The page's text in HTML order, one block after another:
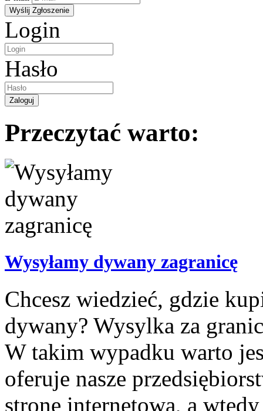
Login
Hasło
Przeczytać warto:
Wysyłamy dywany zagranicę
Chcesz wiedzieć, gdzie
dywany? Wysylka za
W takim wypadku warto
oferuje nasze
stronę internetową, a